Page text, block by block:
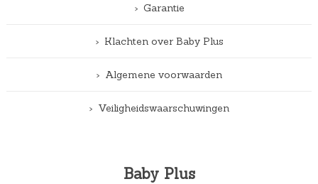
Garantie
Klachten over Baby Plus
Algemene voorwaarden
Veiligheidswaarschuwingen
Baby Plus